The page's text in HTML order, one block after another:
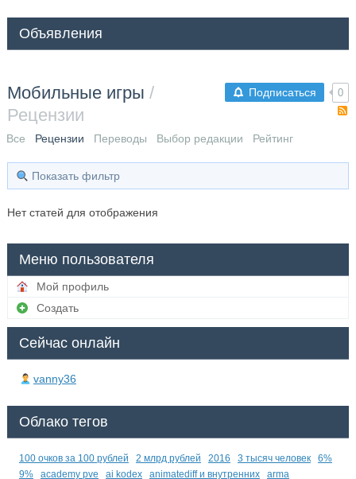
Объявления
Подписаться 0
Мобильные игры /
Рецензии
Все Рецензии Переводы Выбор редакции Рейтинг
Показать фильтр
Нет статей для отображения
Меню пользователя
Мой профиль
Создать
Сейчас онлайн
vanny36
Облако тегов
100 очков за 100 рублей 2 млрд рублей 2016 3 тысяч человек
6%
9%
academy pve ai kodex animatediff и внутренних arma